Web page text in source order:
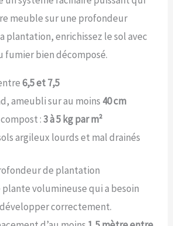
meuble sur une profondeur
plantation, enrichissez le sol avec
fumier bien décomposé.
6,5 et 7,5
ameubli sur au moins 40 cm
:3 à 5 kg par m²
argileux lourds et mal drainés
de plantation
plante volumineuse qui a besoin
développer correctement.